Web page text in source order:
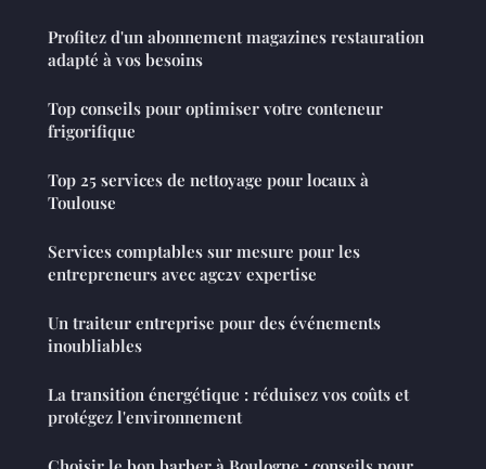
Profitez d'un abonnement magazines restauration
adapté à vos besoins
Top conseils pour optimiser votre conteneur
frigorifique
Top 25 services de nettoyage pour locaux à
Toulouse
Services comptables sur mesure pour les
entrepreneurs avec agc2v expertise
Un traiteur entreprise pour des événements
inoubliables
La transition énergétique : réduisez vos coûts et
protégez l'environnement